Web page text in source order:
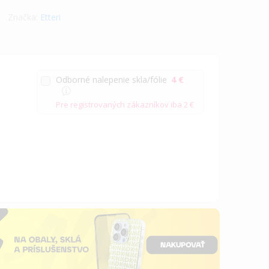
Etteri
Odborné nalepenie skla/fólie 4 €
Pre registrovaných zákazníkov iba 2 €